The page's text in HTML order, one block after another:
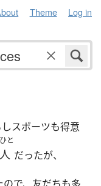
Theme Log in
スポーツも得意
ひと
人 だったが、